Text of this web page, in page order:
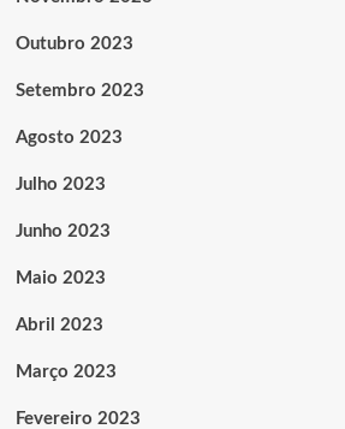
Outubro 2023
Setembro 2023
Agosto 2023
Julho 2023
Junho 2023
Maio 2023
Abril 2023
Março 2023
Fevereiro 2023